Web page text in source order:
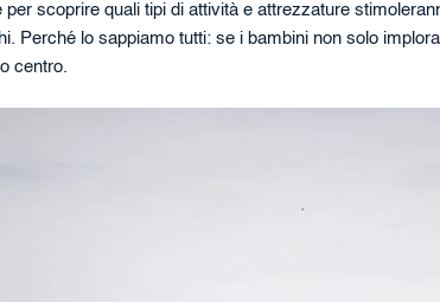
per scoprire quali tipi di attività e attrezzature
Perché lo sappiamo tutti: se i bambini non solo
centro.